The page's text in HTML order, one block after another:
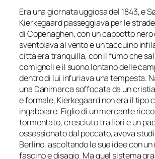
Era una giornata uggiosa del 1843, e
Kierkegaard passeggiava per le
di Copenaghen, con un cappotto nero
sventolava al vento e un taccuino
città era tranquilla, con il fumo che
comignoli e il suono lontano delle
dentro di lui infuriava una tempesta.
una Danimarca soffocata da un
e formale, Kierkegaard non era il tipo
ingabbiare. Figlio di un mercante
tormentato, cresciuto tra libri e un
ossessionato dal peccato, aveva
Berlino, ascoltando le sue idee con un
fascino e disagio. Ma quel sistema